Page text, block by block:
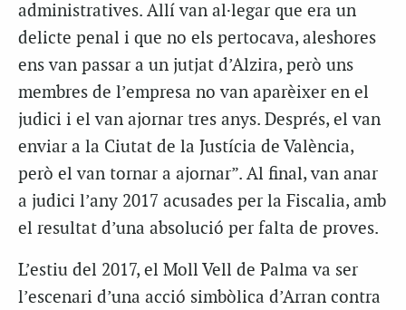
administratives. Allí van al·legar que era un
delicte penal i que no els pertocava, aleshores
ens van passar a un jutjat d’Alzira, però uns
membres de l’empresa no van aparèixer en el
judici i el van ajornar tres anys. Després, el van
enviar a la Ciutat de la Justícia de València,
però el van tornar a ajornar”. Al final, van anar
a judici l’any 2017 acusades per la Fiscalia, amb
el resultat d’una absolució per falta de proves.
L’estiu del 2017, el Moll Vell de Palma va ser
l’escenari d’una acció simbòlica d’Arran contra